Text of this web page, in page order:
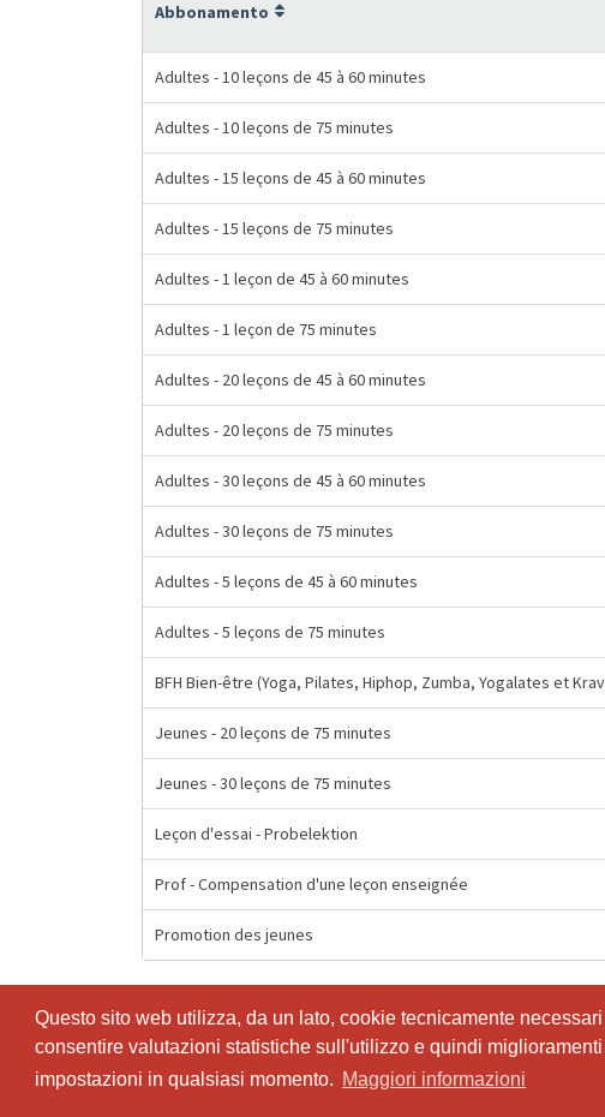
Questo sito web utilizza, da un lato, cookie tecnicamente
consentire valutazioni statistiche sull'utilizzo e quindi
impostazioni in qualsiasi momento. Maggiori informazioni
Abbonamento
Adultes - 10 leçons de 45 à 60 minutes
Adultes - 10 leçons de 75 minutes
Adultes - 15 leçons de 45 à 60 minutes
Adultes - 15 leçons de 75 minutes
Adultes - 1 leçon de 45 à 60 minutes
Adultes - 1 leçon de 75 minutes
Adultes - 20 leçons de 45 à 60 minutes
Adultes - 20 leçons de 75 minutes
Adultes - 30 leçons de 45 à 60 minutes
Adultes - 30 leçons de 75 minutes
Adultes - 5 leçons de 45 à 60 minutes
Adultes - 5 leçons de 75 minutes
BFH Bien-être (Yoga, Pilates, Hiphop, Zumba, Yogalates et
Jeunes - 20 leçons de 75 minutes
Jeunes - 30 leçons de 75 minutes
Leçon d'essai - Probelektion
Prof - Compensation d'une leçon enseignée
Promotion des jeunes
© SportsNow® 2026. Il software svizzero per il tuo studio.